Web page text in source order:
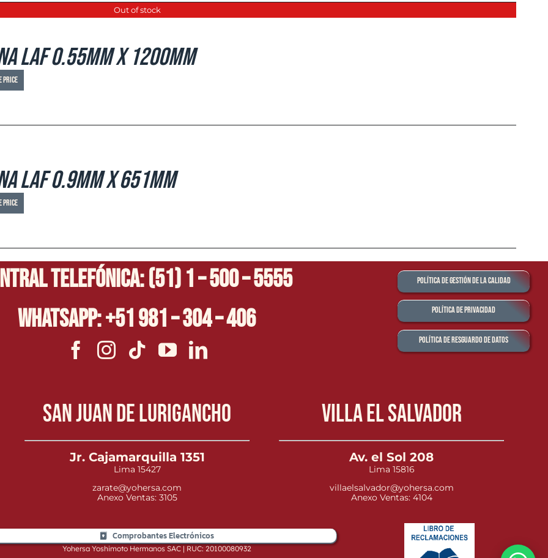
Out of stock
LAF 0.55mm x 1200mm
price
LAF 0.9mm x 651mm
price
Telefónica: (51) 1 – 500 – 5555
Whatsapp: +51 981 – 304 – 406
Política de Gestión de la Calidad
Política de Privacidad
Política de Resguardo de Datos
San Juan de Lurigancho
Jr. Cajamarquilla 1351
Lima 15427
zarate@yohersa.com
Anexo Ventas: 3105
Villa el Salvador
Av. el Sol 208
Lima 15816
villaelsalvador@yohersa.com
Anexo Ventas: 4104
Comprobantes Electrónicos
Yohersa Yoshimoto Hermanos SAC | RUC: 20100080932